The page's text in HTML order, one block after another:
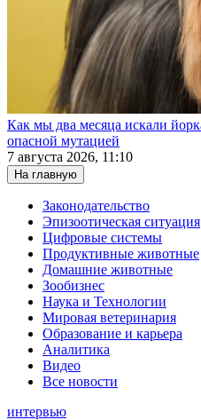
Как мы два месяца искали
опасной мутацией
7 августа 2026, 11:10
На главную
Законодательство
Эпизоотическая ситуация
Цифровые системы
Продуктивные животные
Домашние животные
Зообизнес
Наука и Технологии
Мировая ветеринария
Образование и карьера
Аналитика
Видео
Все новости
интервью